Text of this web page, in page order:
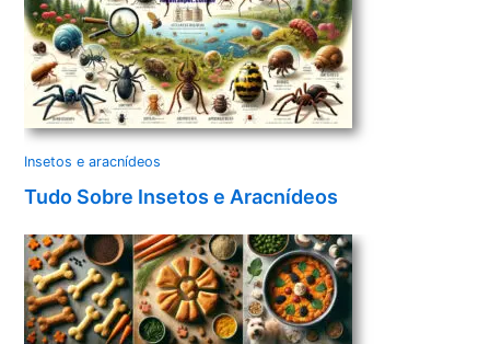
Insetos e aracnídeos
Tudo Sobre Insetos e Aracnídeos